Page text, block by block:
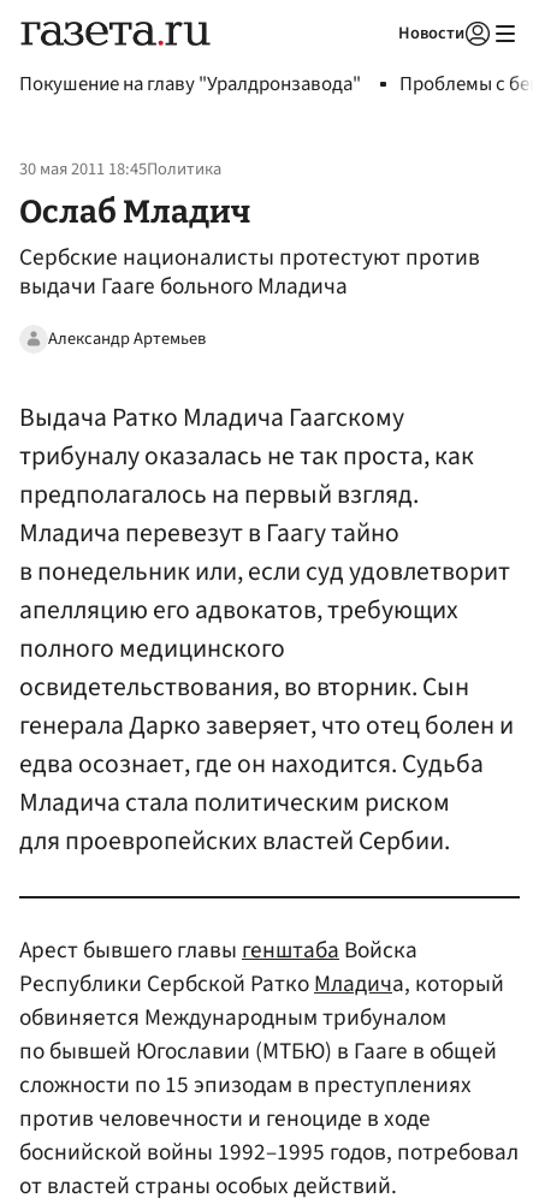
Новости
Покушение на главу "Уралдронзавода" Проблемы с
30 мая 2011 18:45Политика
Ослаб Младич
Сербские националисты протестуют против
выдачи Гааге больного Младича
Александр Артемьев
Выдача Ратко Младича Гаагскому
трибуналу оказалась не так проста, как
предполагалось на первый взгляд.
Младича перевезут в Гаагу тайно
в понедельник или, если суд удовлетворит
апелляцию его адвокатов, требующих
полного медицинского
освидетельствования, во вторник. Сын
генерала Дарко заверяет, что отец болен и
едва осознает, где он находится. Судьба
Младича стала политическим риском
для проевропейских властей Сербии.
Арест бывшего главы генштаба Войска
Республики Сербской РаткоМладича, который
обвиняется Международным трибуналом
по бывшей Югославии (МТБЮ) в Гааге в общей
сложности по 15 эпизодам в преступлениях
против человечности и геноциде в ходе
боснийской войны 1992–1995 годов, потребовал
от властей страны особых действий.